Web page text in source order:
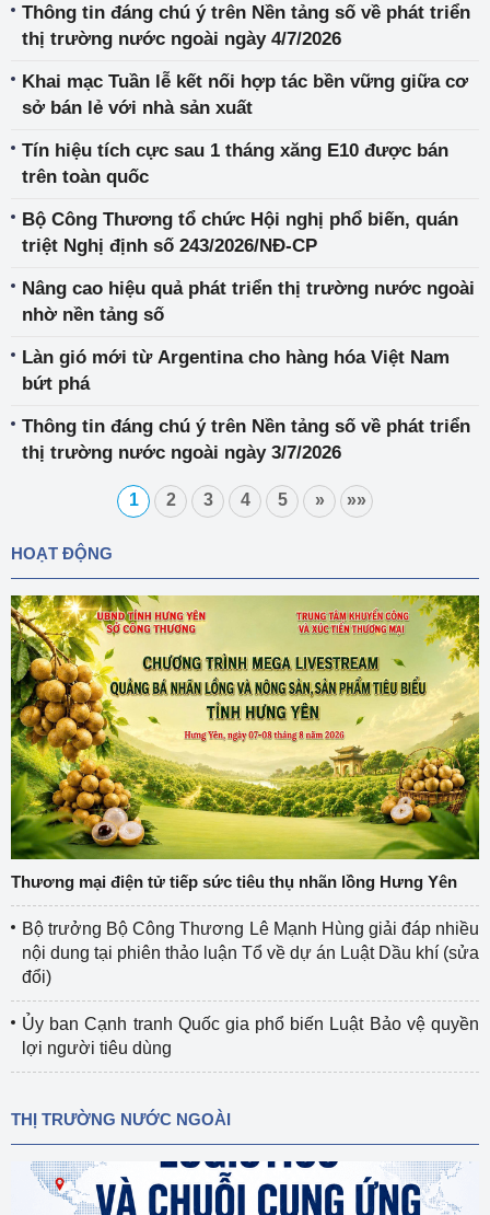
Thông tin đáng chú ý trên Nền tảng số về phát triển
thị trường nước ngoài ngày 4/7/2026
Khai mạc Tuần lễ kết nối hợp tác bền vững giữa cơ
sở bán lẻ với nhà sản xuất
Tín hiệu tích cực sau 1 tháng xăng E10 được bán
trên toàn quốc
Bộ Công Thương tổ chức Hội nghị phổ biến, quán
triệt Nghị định số 243/2026/NĐ-CP
Nâng cao hiệu quả phát triển thị trường nước ngoài
nhờ nền tảng số
Làn gió mới từ Argentina cho hàng hóa Việt Nam
bứt phá
Thông tin đáng chú ý trên Nền tảng số về phát triển
thị trường nước ngoài ngày 3/7/2026
1 2 3 4 5 » »»
HOẠT ĐỘNG
Thương mại điện tử tiếp sức tiêu thụ nhãn lồng Hưng Yên
Bộ trưởng Bộ Công Thương Lê Mạnh Hùng giải đáp nhiều
nội dung tại phiên thảo luận Tổ về dự án Luật Dầu khí (sửa
đổi)
Ủy ban Cạnh tranh Quốc gia phổ biến Luật Bảo vệ quyền
lợi người tiêu dùng
THỊ TRƯỜNG NƯỚC NGOÀI